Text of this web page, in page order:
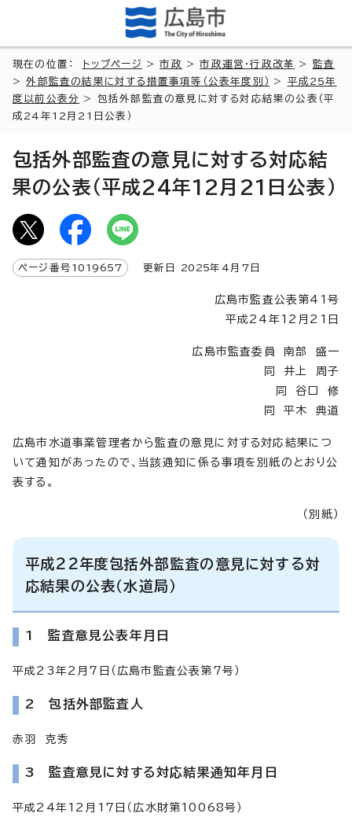
現在の位置： トップページ >市政 >市政運営・行政改革 > 監査
>外部監査の結果に対する措置事項等（公表年度別） > 平成25年
度以前公表分 > 包括外部監査の意見に対する対応結果の公表（平
成24年12月21日公表）
包括外部監査の意見に対する対応結
果の公表（平成24年12月21日公表）
ページ番号 1019657 更新日 2025年4月7日
広島市監査公表第41号
平成24年12月21日
広島市監査委員 南部 盛一
同 井上 周子
同 谷口 修
同 平木 典道
広島市水道事業管理者から監査の意見に対する対応結果につ
いて通知があったので、当該通知に係る事項を別紙のとおり公
表する。
（別紙）
平成22年度包括外部監査の意見に対する対
応結果の公表（水道局）
1 監査意見公表年月日
平成23年2月7日（広島市監査公表第7号）
2 包括外部監査人
赤羽 克秀
3 監査意見に対する対応結果通知年月日
平成24年12月17日（広水財第10068号）